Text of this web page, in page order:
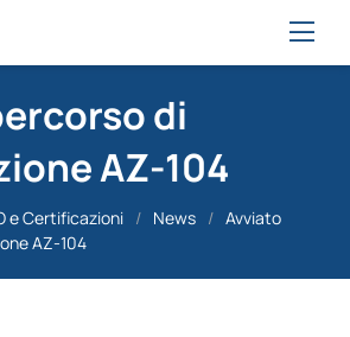
di
AZ-104
e Certificazioni / News / Avviato
AZ-104